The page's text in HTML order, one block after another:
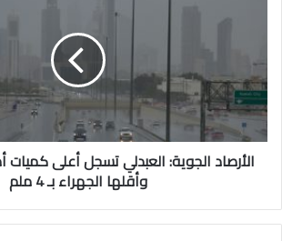
أعلى
كميات
أمطار
بـ
34/8
ملم
وأقلها
بـ
وأقلها الجهراء بـ 4 ملم